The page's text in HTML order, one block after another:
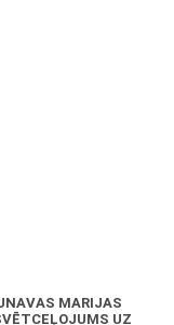
MARIJAS
UZ